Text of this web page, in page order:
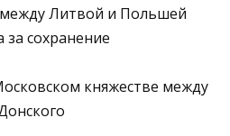
Литвой и Польшей
сохранение
княжестве между